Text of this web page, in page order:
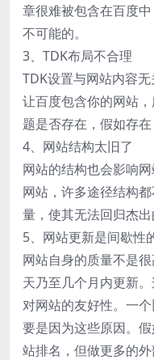
章很难被包含在百度
不可能的。
3、TDK布局不合理
TDK设置与网站内容
让百度包含你的网站
题是否存在，假如存在
4、网站结构太旧了
网站的结构也会影响
网站，许多途径结构
量，使其无法回归杰出
5、网站更新是间歇性
网站自身的质量不是
天乃至几个月内更新
对网站的友好性。一
要是因为这些原因。
站排名，但做更多的外